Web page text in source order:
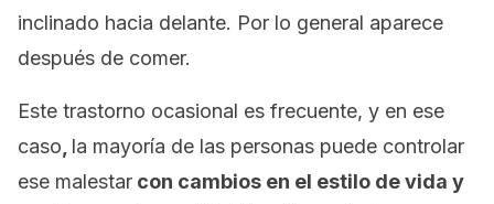
inclinado hacia delante. Por lo general aparece
después de comer.
Este trastorno ocasional es frecuente, y en ese
caso la mayoría de las personas puede controlar
ese malestar con cambios en el estilo de vida y